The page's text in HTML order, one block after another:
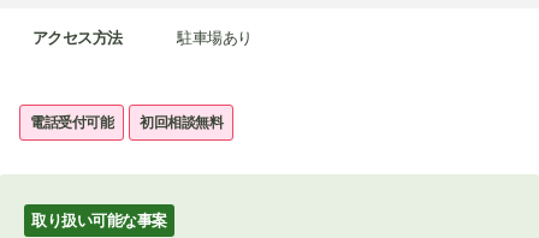
アクセス方法 駐車場あり
電話受付可能 初回相談無料
取り扱い可能な事案